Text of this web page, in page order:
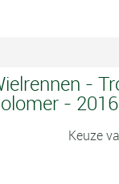
-
-
Keuze